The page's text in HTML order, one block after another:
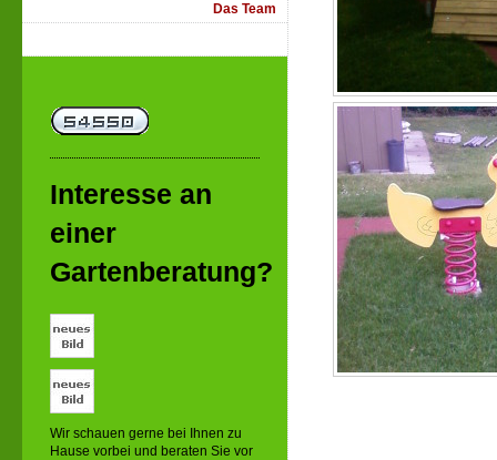
Das Team
Interesse an
einer
Gartenberatung?
Wir schauen gerne bei Ihnen zu
Hause vorbei und beraten Sie vor